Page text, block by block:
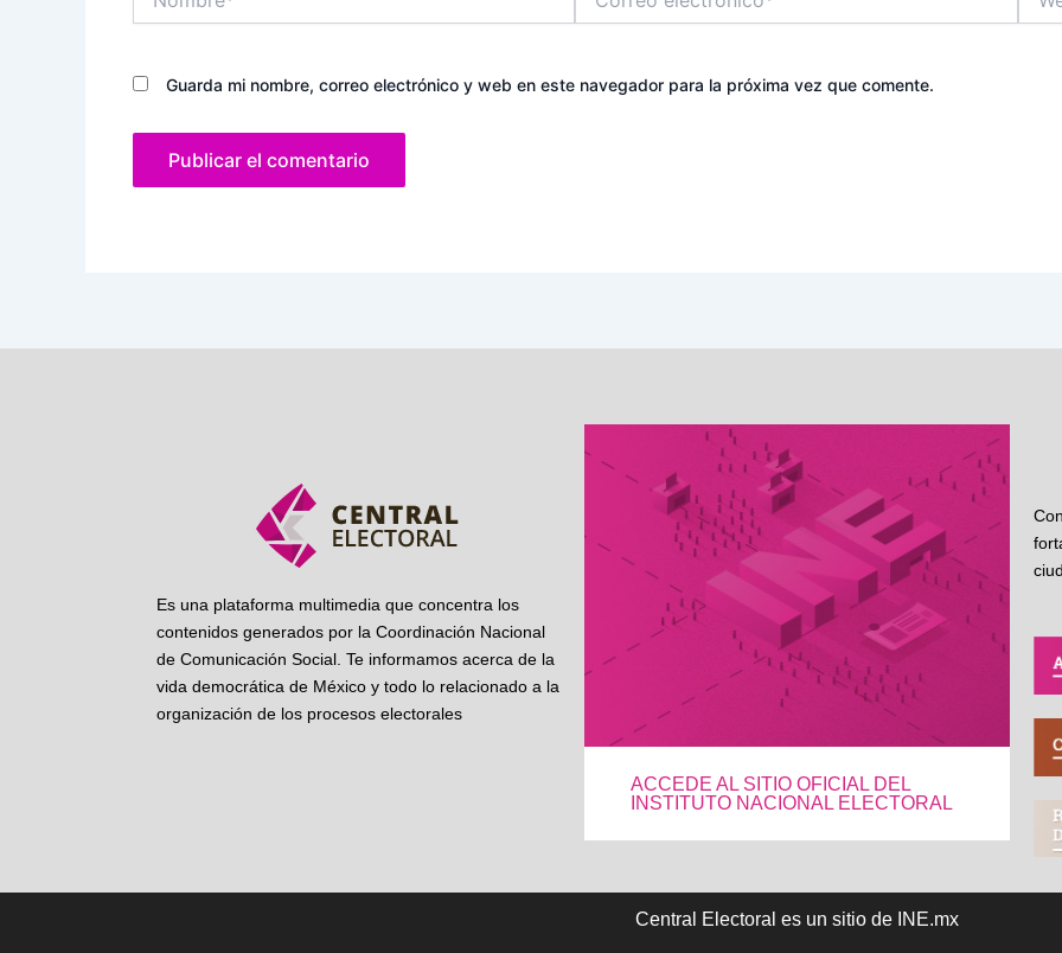
electrónico*
Guarda mi nombre, correo electrónico y web en este navegador para la próxima vez que comente.
Es una plataforma multimedia que concentra los
contenidos generados por la Coordinación Nacional
de Comunicación Social. Te informamos acerca de la
vida democrática de México y todo lo relacionado a la
organización de los procesos electorales
ACCEDE AL SITIO OFICIAL DEL
INSTITUTO NACIONAL ELECTORAL
Central Electoral es un sitio de INE.mx